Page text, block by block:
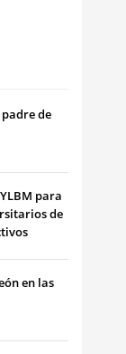
de
para
de
en las